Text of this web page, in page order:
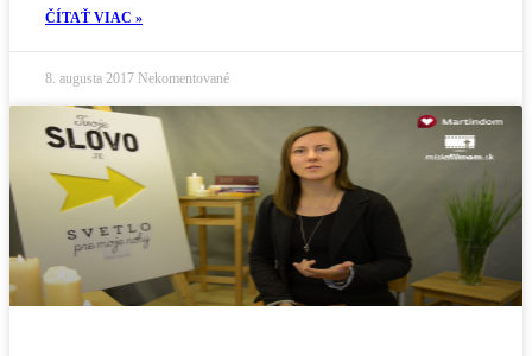
ČÍTAŤ VIAC »
8. augusta 2017 Nekomentované